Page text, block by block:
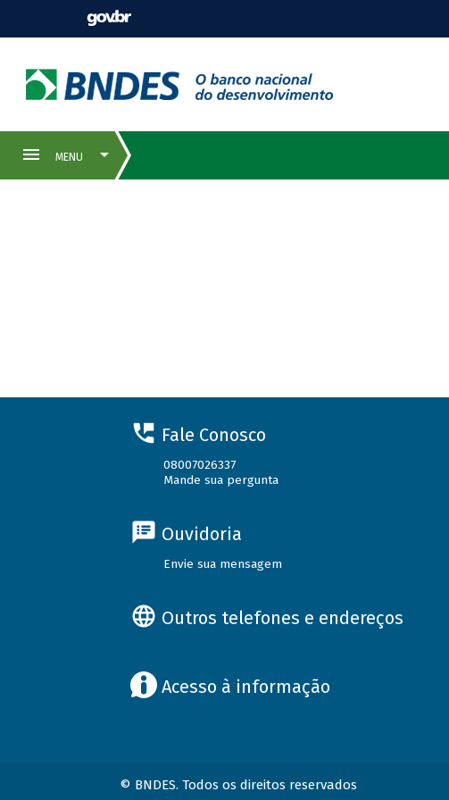
Fale Conosco
08007026337
Mande sua pergunta
Ouvidoria
Envie sua mensagem
Outros telefones e endereços
Acesso à informação
© BNDES. Todos os direitos reservados